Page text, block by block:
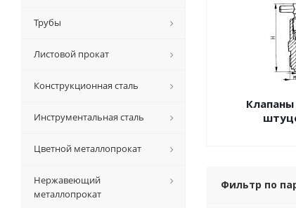
Фильтр по
Трубы
Листовой прокат
Конструкционная сталь
Инструментальная сталь
Цветной металлопрокат
Нержавеющий
металлопрокат